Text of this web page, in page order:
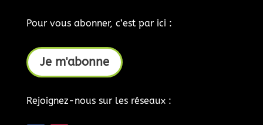
Pour vous abonner, c’est par ici :
Je m'abonne
Rejoignez-nous sur les réseaux :